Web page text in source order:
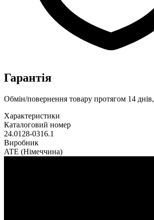
Гарантія
Обмін/повернення товару протягом 14 днів,
Характеристики
Каталоговий номер
24.0128-0316.1
Виробник
ATE (Німеччина)